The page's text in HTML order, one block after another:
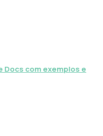
Docs com exemplos e